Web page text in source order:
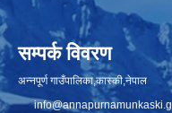
सम्पर्क विवरण
अन्नपूर्ण